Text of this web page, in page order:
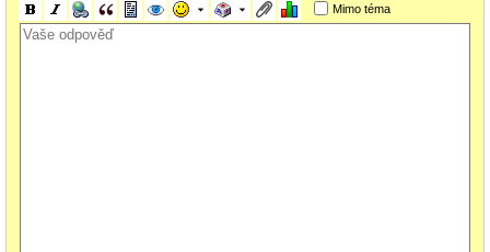
Mimo téma